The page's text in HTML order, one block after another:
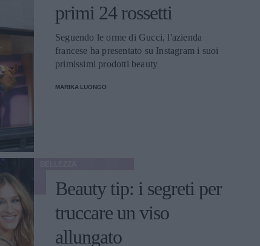
primi 24 rossetti
Seguendo le orme di Gucci, l'azienda
francese ha presentato su Instagram i suoi
primissimi prodotti beauty
MARIKA LUONGO
Beauty tip: i segreti per
truccare un viso
allungato